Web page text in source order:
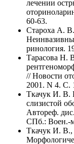
лечении
60-63.
Староха А.
ринология.
Тарасова Н.
// Новости
2001. N 4. C.
Ткачук И. В.
слизистой
Автореф.
СПб.: Воен.-
Ткачук И.